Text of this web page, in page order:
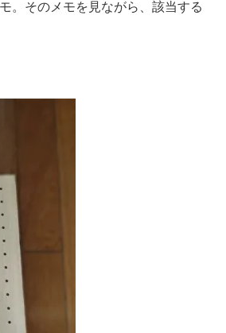
。そのメモを見ながら、該当する